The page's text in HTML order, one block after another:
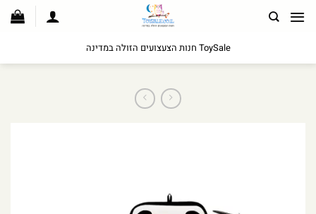
לתוכן
ToySale חנות הצעצועים הזולה במדינה